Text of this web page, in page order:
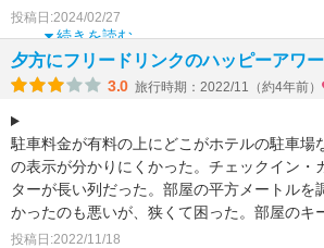
宿泊したのはスタンダードルームで、部
続きを読む
投稿日:2024/02/27
夕方にフリードリンクのハッピーアワ
3.0 旅行時期：2022/11（約4年前）
駐車料金が有料の上にどこがホテルの駐車場
の表示が分かりにくかった。チェックイン・
ターが長い列だった。部屋の平方メートルを
かったのも悪いが、狭くて困った。部屋のキ
シートで知らせら
投稿日:2022/11/18